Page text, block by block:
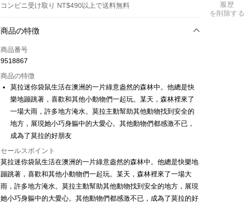
コンビニ受け取り NT$490以上で送料無料
お支払い方法
クレジットカード1回払い
コンビニ店頭代金引換
LINE Pay
Apple Pay
JKOPAY
Easy Wallet
AFTEE代金後払い
説明
一、 AFTEE代金後払いについて
1.お支払い方法でAFTEE代金後払いを選択すると、携帯電話認証ウィン
ドウが表示されます。
2.SMSで認証してお支払い手続を進めてください。
ATM払い
商品の特徴
商品番号
9518867
商品の特徴
莫拉迷你袋鼠生活在澳洲的一片綠意盎然的森林中。他總是快
樂地蹦跳著，喜歡和其他小動物們一起玩。某天，森林裡來了
一場大雨，許多地方淹水。莫拉主動幫助其他動物找到安全的
地方，展現她小巧身軀中的大愛心。其他動物們都感激不已，
成為了莫拉的好朋友
セールスポイント
莫拉迷你袋鼠生活在澳洲的一片綠意盎然的森林中。他總是快樂地
蹦跳著，喜歡和其他小動物們一起玩。某天，森林裡來了一場大
雨，許多地方淹水。莫拉主動幫助其他動物找到安全的地方，展現
她小巧身軀中的大愛心。其他動物們都感激不已，成為了莫拉的好
履歴
を削除する